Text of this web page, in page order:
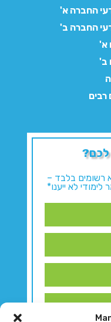
החברה א'
החברה ב'
א'
ב'
רבים
לכם?
רשומים בלבד –
לא ייענו*